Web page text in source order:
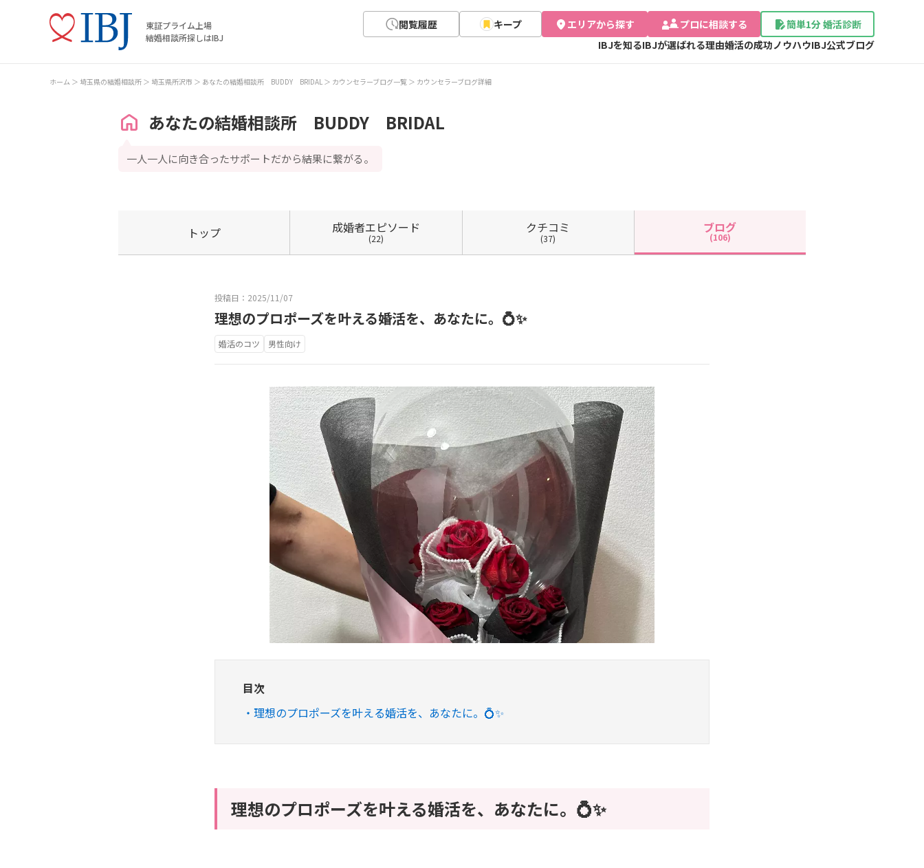
東証プライム上場
結婚相談所探しはIBJ
閲覧履歴 キープ エリアから探す プロに相談する
簡単1分 婚活診断
IBJを知るIBJが選ばれる理由婚活の成功ノウハウIBJ公式ブログ
ホーム 埼玉県の結婚相談所 埼玉県所沢市 あなたの結婚相談所 BUDDY BRIDAL カウンセラーブログ一覧 カウンセラーブログ詳細
あなたの結婚相談所 BUDDY BRIDAL
一人一人に向き合ったサポートだから結果に繋がる。
トップ 成婚者エピソード
(22)
クチコミ
(37)
ブログ
(106)
投稿日：2025/11/07
理想のプロポーズを叶える婚活を、あなたに。💍✨
婚活のコツ 男性向け
目次
理想のプロポーズを叶える婚活を、あなたに。💍✨
理想のプロポーズを叶える婚活を、あなたに。💍✨